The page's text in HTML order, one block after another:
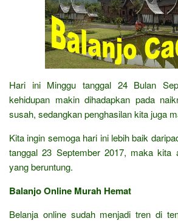
Hari ini Minggu tanggal 24 Bulan
kehidupan makin dihadapkan pada
susah, sedangkan penghasilan kita juga
Kita ingin semoga hari ini lebih baik
tanggal 23 September 2017, maka kita
yang beruntung.
Balanjo Online Murah Hemat
Belanja online sudah menjadi tren di